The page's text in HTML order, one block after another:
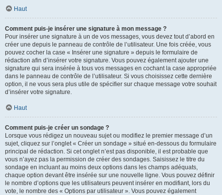
Haut
Comment puis-je insérer une signature à mon message ?
Pour insérer une signature à un de vos messages, vous devez tout d’abord en
créer une depuis le panneau de contrôle de l’utilisateur. Une fois créée, vous
pouvez cocher la case « Insérer une signature » depuis le formulaire de
rédaction afin d’insérer votre signature. Vous pouvez également ajouter une
signature qui sera insérée à tous vos messages en cochant la case appropriée
dans le panneau de contrôle de l’utilisateur. Si vous choisissez cette dernière
option, il ne vous sera plus utile de spécifier sur chaque message votre souhait
d’insérer votre signature.
Haut
Comment puis-je créer un sondage ?
Lorsque vous rédigez un nouveau sujet ou modifiez le premier message d’un
sujet, cliquez sur l’onglet « Créer un sondage » situé en-dessous du formulaire
principal de rédaction. Si cet onglet n’est pas disponible, il est probable que
vous n’ayez pas la permission de créer des sondages. Saisissez le titre du
sondage en incluant au moins deux options dans les champs adéquats,
chaque option devant être insérée sur une nouvelle ligne. Vous pouvez définir
le nombre d’options que les utilisateurs peuvent insérer en modifiant, lors du
vote, le nombre des « Options par utilisateur ». Vous pouvez également